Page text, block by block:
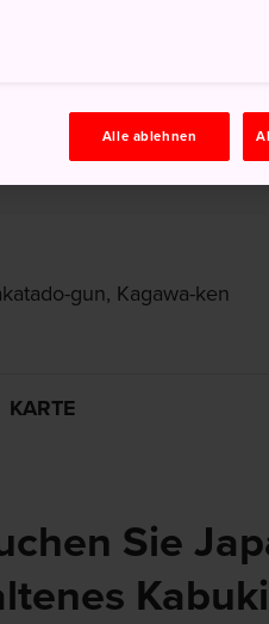
gun, Kagawa-ken
KARTE
Sie
Alle ablehnen